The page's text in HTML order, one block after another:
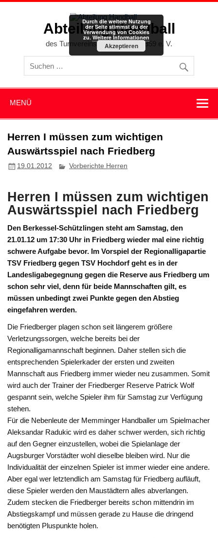
Zum
Abteilung Handball
des Turnvereins Memmingen 1859 e. V.
MENÜ
Herren I müssen zum wichtigen
Auswärtsspiel nach Friedberg
19.01.2012 Vorberichte Herren
Herren I müssen zum wichtigen
Auswärtsspiel nach Friedberg
Den Berkessel-Schützlingen steht am Samstag, den
21.01.12 um 17:30 Uhr in Friedberg wieder mal eine richtig
schwere Aufgabe bevor. Im Vorspiel der Regionalligapartie
TSV Friedberg gegen TSV Hochdorf geht es in der
Landesligabegegnung gegen die Reserve aus Friedberg um
schon sehr viel, denn für beide Mannschaften gilt, es
müssen unbedingt zwei Punkte gegen den Abstieg
eingefahren werden.
Die Friedberger plagen schon seit längerem größere
Verletzungssorgen, welche bereits bei der
Regionalligamannschaft beginnen. Daher stellen sich die
entsprechenden Spielerkader der ersten und zweiten
Mannschaft aus Friedberg immer wieder neu zusammen. Somit
wird auch der Trainer der Friedberger Reserve Patrick Wolf
gespannt sein, welche Spieler ihm für Samstag zur Verfügung
stehen.
Für die Nebenleute der Memminger Handballer um Spielmacher
Aleksandar Radukic wird es daher schwer werden, sich richtig
auf den Gegner einzustellen, wobei die Spielanlage der
Augsburger Vorstädter wohl dieselbe bleiben wird. Nur die
Individualität der einzelnen Spieler ist immer wieder eine andere.
Aber egal wer letztendlich am Samstag für Friedberg aufläuft,
diese Spieler werden den Maustädtern alles abverlangen.
Zudem stecken die Friedberger bereits schon mittendrin im
Abstiegskampf und müssen gerade zu Hause die dringend
benötigten Pluspunkte holen.
Durch die weitere Nutzung
der Seite stimmst du der
Verwendung von Cookies
zu. Weitere Informationen
Akzeptieren